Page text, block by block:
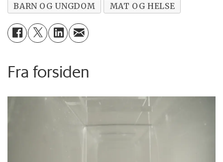
BARN OG UNGDOM
MAT OG HELSE
Fra forsiden